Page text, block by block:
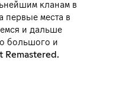
кланам в
первые места в
и дальше
большого и
Remastered.